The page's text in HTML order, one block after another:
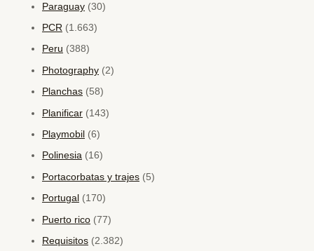
Paraguay (30)
PCR (1.663)
Peru (388)
Photography (2)
Planchas (58)
Planificar (143)
Playmobil (6)
Polinesia (16)
Portacorbatas y trajes (5)
Portugal (170)
Puerto rico (77)
Requisitos (2.382)